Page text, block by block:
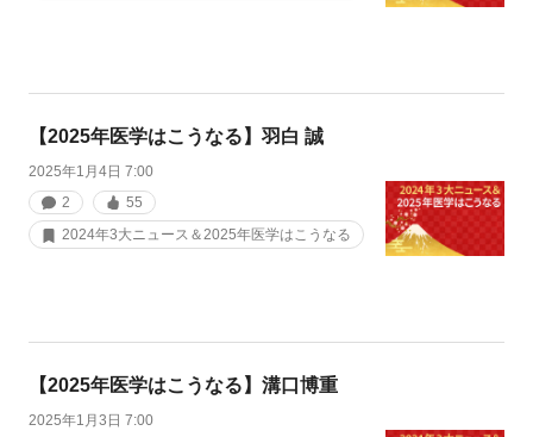
【2025年医学はこうなる】羽白 誠
2025年1月4日 7:00
2
55
2024年3大ニュース＆2025年医学はこうなる
【2025年医学はこうなる】溝口博重
2025年1月3日 7:00